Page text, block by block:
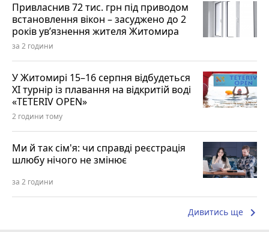
Привласнив 72 тис. грн під приводом
встановлення вікон – засуджено до 2
років ув’язнення жителя Житомира
за 2 години
У Житомирі 15–16 серпня відбудеться
XI турнір із плавання на відкритій воді
«TETERIV OPEN»
2 години тому
Ми й так сім'я: чи справді реєстрація
шлюбу нічого не змінює
за 2 години
Дивитись ще keyboard_arrow_right